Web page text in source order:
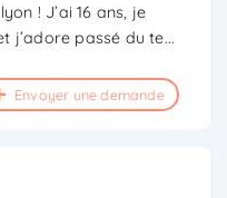
! J’ai 16 ans, je
j’adore passé du te...
Envoyer une demande